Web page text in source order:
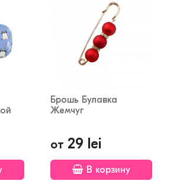
Брошь Булавка
Жемчуг
от 29 lei
В корзину